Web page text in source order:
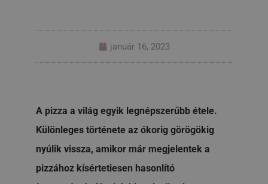
január 16, 2023
A pizza a világ egyik legnépszerűbb étele.
Különleges története az ókorig görögökig
nyúlik vissza, amikor már megjelentek a
pizzához kísértetiesen hasonlító